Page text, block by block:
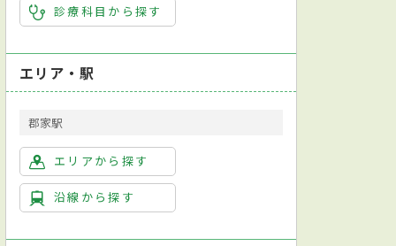
診療科目から探す
エリア・駅
郡家駅
エリアから探す
沿線から探す